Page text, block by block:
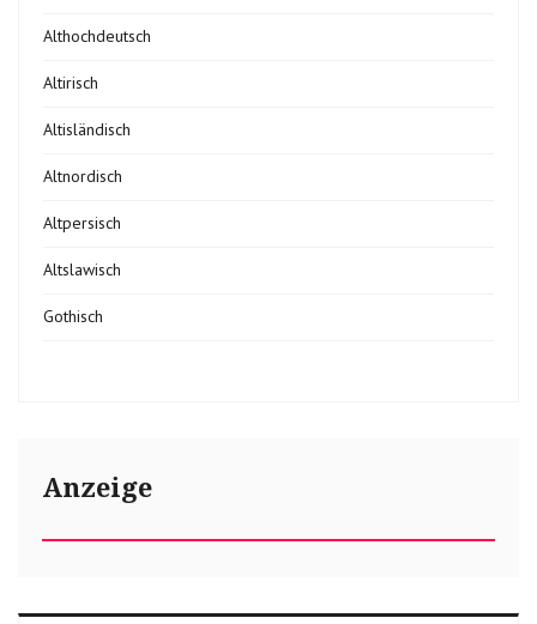
Althochdeutsch
Altirisch
Altisländisch
Altnordisch
Altpersisch
Altslawisch
Gothisch
Anzeige